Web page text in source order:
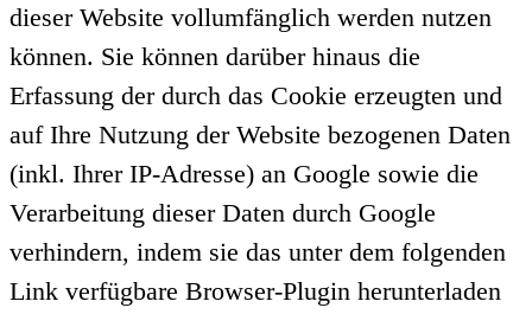
dieser Website vollumfänglich werden nutzen
können. Sie können darüber hinaus die
Erfassung der durch das Cookie erzeugten und
auf Ihre Nutzung der Website bezogenen Daten
(inkl. Ihrer IP-Adresse) an Google sowie die
Verarbeitung dieser Daten durch Google
verhindern, indem sie das unter dem folgenden
Link verfügbare Browser-Plugin herunterladen